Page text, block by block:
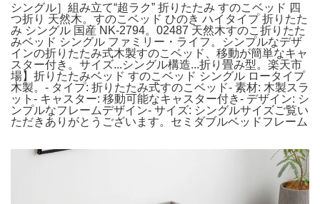
シングル］組み立て“超ラク” 折りたたみ すのこベッド 四
つ折り 天然木。すのこベッド ひのき ハイタイプ 折りたた
み シングル 国産 NK-2794。02487 天然木すのこ折りたた
みベッド シングル ファミリー・ライフ。シンプルなデザ
インの折りたたみ式木製すのこベッド、移動が簡単なキャ
スター付き。サイズ...シングル構造...折り畳み型。楽天市
場】折りたたみベッド すのこベッド シングル ロータイプ
木製。- タイプ: 折りたたみ式すのこベッド- 素材: 木製スラ
ット- キャスター: 移動可能なキャスター付き- デザイン: シ
ンプルなフレームデザイン- サイズ: シングルサイズご覧い
ただきありがとうございます。セミダブルベッドフレーム